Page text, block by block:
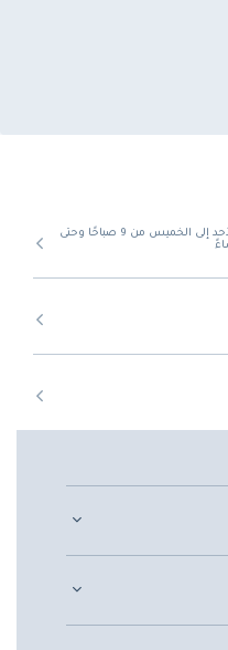
من الأحد إلى الخميس من 9 صباحًا وحتى